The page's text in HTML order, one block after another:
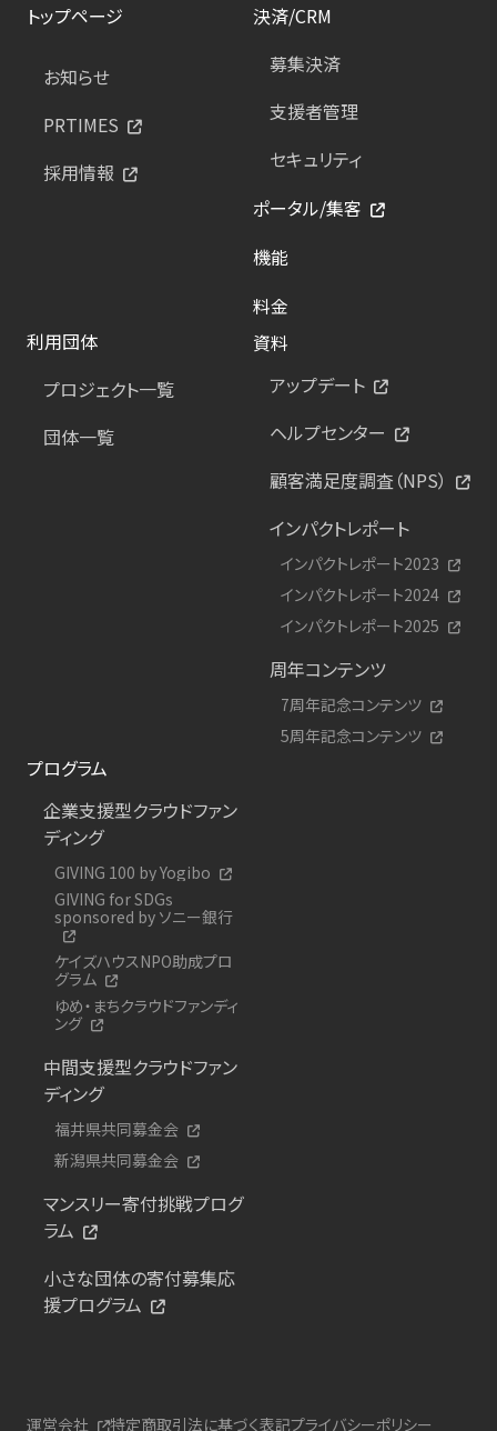
トップページ
お知らせ
PRTIMES
採用情報
決済/CRM
募集決済
支援者管理
セキュリティ
ポータル/集客
機能
料金
利用団体
プロジェクト一覧
団体一覧
資料
アップデート
ヘルプセンター
顧客満足度調査（NPS）
インパクトレポート
インパクトレポート2023
インパクトレポート2024
インパクトレポート2025
周年コンテンツ
7周年記念コンテンツ
5周年記念コンテンツ
プログラム
企業支援型クラウドファン
ディング
GIVING 100 by Yogibo
GIVING for SDGs
sponsored by ソニー銀行
ケイズハウスNPO助成プロ
グラム
ゆめ・まちクラウドファンディ
ング
中間支援型クラウドファン
ディング
福井県共同募金会
新潟県共同募金会
マンスリー寄付挑戦プログ
ラム
小さな団体の寄付募集応
援プログラム
運営会社 特定商取引法に基づく表記プライバシーポリシー